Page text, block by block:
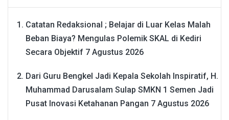
Catatan Redaksional ; Belajar di Luar Kelas Malah
Beban Biaya? Mengulas Polemik SKAL di Kediri
Secara Objektif 7 Agustus 2026
Dari Guru Bengkel Jadi Kepala Sekolah Inspiratif, H.
Muhammad Darusalam Sulap SMKN 1 Semen Jadi
Pusat Inovasi Ketahanan Pangan 7 Agustus 2026